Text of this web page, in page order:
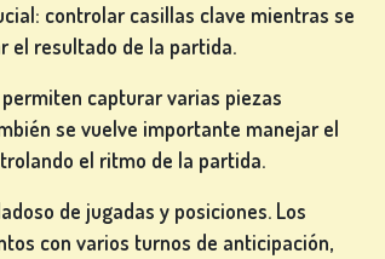
controlar casillas clave mientras se
el resultado de la partida.
permiten capturar varias piezas
se vuelve importante manejar el
el ritmo de la partida.
de jugadas y posiciones. Los
con varios turnos de anticipación,